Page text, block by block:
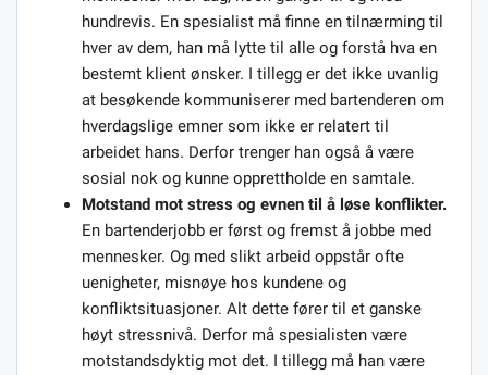
hundrevis. En spesialist må finne en tilnærming til
hver av dem, han må lytte til alle og forstå hva en
bestemt klient ønsker. I tillegg er det ikke uvanlig
at besøkende kommuniserer med bartenderen om
hverdagslige emner som ikke er relatert til
arbeidet hans. Derfor trenger han også å være
sosial nok og kunne opprettholde en samtale.
Motstand mot stress og evnen til å løse konflikter.
En bartenderjobb er først og fremst å jobbe med
mennesker. Og med slikt arbeid oppstår ofte
uenigheter, misnøye hos kundene og
konfliktsituasjoner. Alt dette fører til et ganske
høyt stressnivå. Derfor må spesialisten være
motstandsdyktig mot det. I tillegg må han være